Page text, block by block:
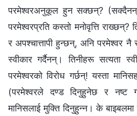
परमेश्‍वरअनुकूल हुन सक्छन्?
परमेश्‍वरप्रति कस्तो मनोवृत्ति राख्छन्?
र अपश्चात्तापी हुन्छन्, अनि परमेश्‍वर नै
स्वीकार गर्दैनन्। तिनीहरू सत्यता
परमेश्‍वरको विरोध गर्छन्! यस्ता
(परमेश्‍वरले दण्ड दिनुहुनेछ र नष्ट
मानिसलाई मुक्ति दिनुहुन्‍न। के